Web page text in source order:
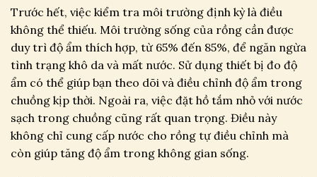
Trước hết, việc kiểm tra môi trường định kỳ là điều
không thể thiếu. Môi trường sống của rồng cần được
duy trì độ ẩm thích hợp, từ 65% đến 85%, để ngăn ngừa
tình trạng khô da và mất nước. Sử dụng thiết bị đo độ
ẩm có thể giúp bạn theo dõi và điều chỉnh độ ẩm trong
chuồng kịp thời. Ngoài ra, việc đặt hồ tắm nhỏ với nước
sạch trong chuồng cũng rất quan trọng. Điều này
không chỉ cung cấp nước cho rồng tự điều chỉnh mà
còn giúp tăng độ ẩm trong không gian sống.